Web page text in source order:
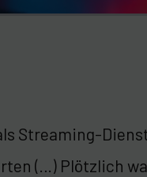
Streaming-
(…) Plötzlich